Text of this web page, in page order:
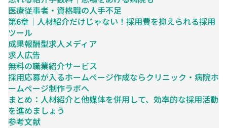
医療従事者・資格職の人手不足
第6章｜人材紹介だけじゃない！採用費を抑えられる採用
ツール
成果報酬型求人メディア
求人広告
無料の職業紹介サービス
採用応募が入るホームぺージ作成ならクリニック・病院ホ
ームぺージ制作ラボへ
まとめ：人材紹介と他媒体を併用して、効率的な採用活動
を進めましょう
参考文献